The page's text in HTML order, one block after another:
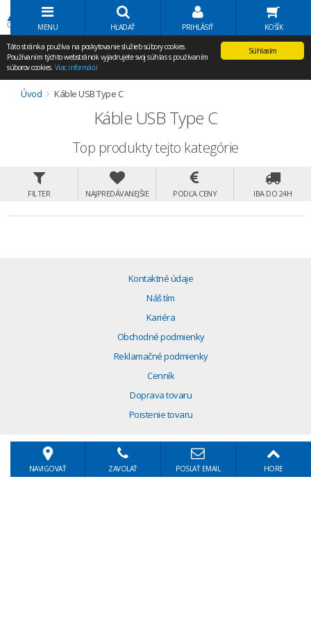
Volať Agem
MENU HĽADAŤ PRIHLÁSIŤ KOŠÍK
Súhlasím
Táto stránka používa na poskytovanie služieb súbory cookies.
Používaním týchto webstránok vyjadrujete svoj súhlas s používaním
súborov cookies. Viac informácií
Úvod Káble USB Type C
Káble USB Type C
Top produkty tejto kategórie
FILTER NAJPREDÁVANEJŠIE PODĽA CENY IBA DO 24H
Kontaktné údaje
Náš tím
Kariéra
Obchodné podmienky
Reklamačné podmienky
Cenník
Doprava tovaru
Poistenie tovaru
NAVIGOVAŤ ZAVOLAŤ POSLAŤ EMAIL HORE